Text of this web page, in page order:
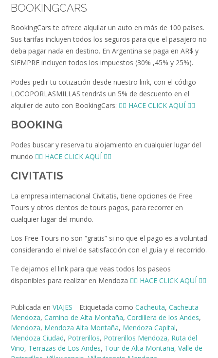
BOOKINGCARS
BookingCars te ofrece alquilar un auto en más de 100 países.
Sus tarifas incluyen todos los seguros para que el pasajero no
deba pagar nada en destino. En Argentina se paga en AR$ y
SIEMPRE incluyen todos los impuestos (30% ,45% y 25%).
Podes pedir tu cotización desde nuestro link, con el código
LOCOPORLASMILLAS tendrás un 5% de descuento en el
alquiler de auto con BookingCars: 👉🏻 HACE CLICK AQUÍ 👈🏻
BOOKING
Podes buscar y reserva tu alojamiento en cualquier lugar del
mundo 👉🏻 HACE CLICK AQUÍ 👈🏻
CIVITATIS
La empresa internacional Civitatis, tiene opciones de Free
Tours y otros cientos de tours pagos, para recorrer en
cualquier lugar del mundo.
Los Free Tours no son “gratis” si no que el pago es a voluntad
considerando el nivel de satisfacción con el guía y el recorrido.
Te dejamos el link para que veas todos los paseos
disponibles para realizar en Mendoza 👉🏻 HACE CLICK AQUÍ 👈🏻
Publicada en VIAJES Etiquetada como Cacheuta, Cacheuta
Mendoza, Camino de Alta Montaña, Cordillera de los Andes,
Mendoza, Mendoza Alta Montaña, Mendoza Capital,
Mendoza Ciudad, Potrerillos, Potrerillos Mendoza, Ruta del
Vino, Terrazas de Los Andes, Tour de Alta Montaña, Valle de